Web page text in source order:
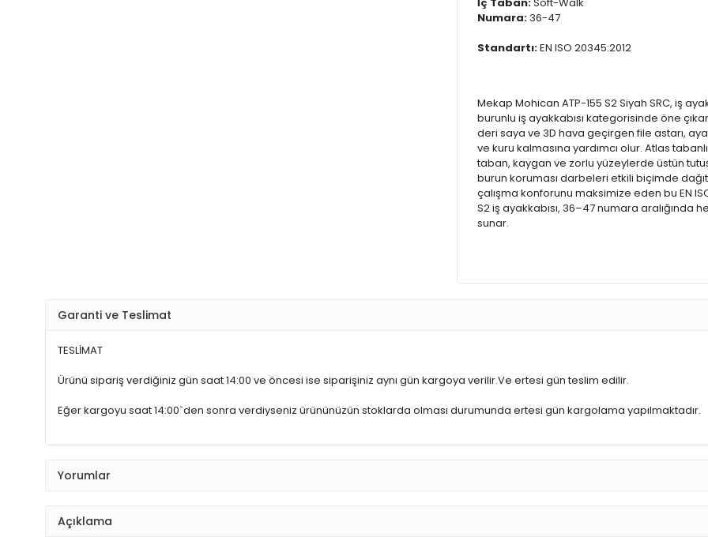
Numara:36-47
Standartı:EN ISO 20345:2012
Mekap Mohican ATP-155 S2 Siyah SRC, iş
burunlu iş ayakkabısı kategorisinde öne
deri saya ve 3D hava geçirgen file astarı,
ve kuru kalmasına yardımcı olur. Atlas
taban, kaygan ve zorlu yüzeylerde üstün
burun koruması darbeleri etkili biçimde
çalışma konforunu maksimize eden bu EN
S2 iş ayakkabısı, 36–47 numara aralığında
sunar.
Garanti ve Teslimat
TESLİMAT
Ürünü sipariş verdiğiniz gün saat 14:00 ve öncesi ise siparişiniz aynı gün kargoya verilir.Ve ertesi gün teslim edilir.
Eğer kargoyu saat 14:00`den sonra verdiyseniz ürününüzün stoklarda olması durumunda ertesi gün kargolama yapılmaktadır.
Yorumlar
Açıklama